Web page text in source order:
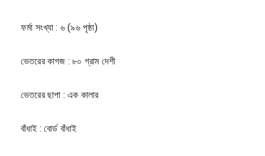
ফর্মা সংখ্যা : ৬ (৯৬ পৃষ্ঠা)
ভেতরের কাগজ : ৮০ গ্রাম দেশী
ভেতরের ছাপা : এক কালার
বাঁধাই : বোর্ড বাঁধাই